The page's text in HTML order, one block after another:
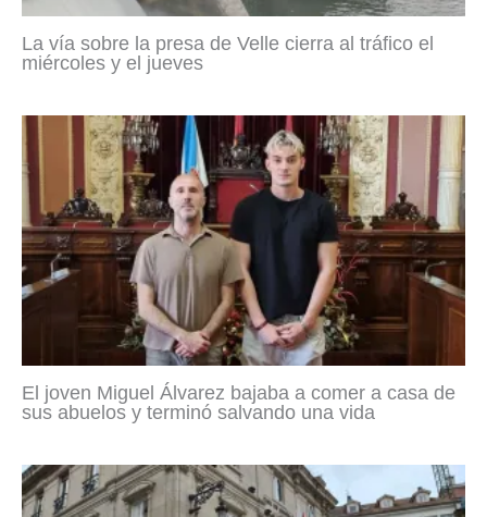
La vía sobre la presa de Velle cierra al tráfico el
miércoles y el jueves
El joven Miguel Álvarez bajaba a comer a casa de
sus abuelos y terminó salvando una vida